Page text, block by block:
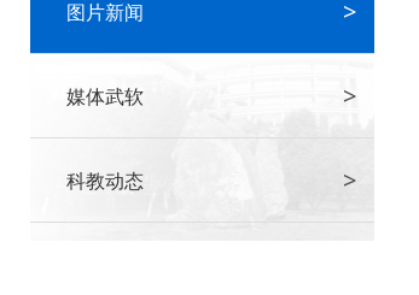
图片新闻 >
媒体武软 >
科教动态 >